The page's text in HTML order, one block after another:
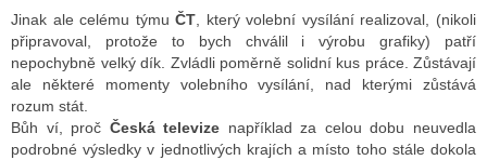
Jinak ale celému týmuČT , který volební vysílání realizoval, (nikoli
připravoval, protože to bych chválil i výrobu grafiky) patří
nepochybně velký dík. Zvládli poměrně solidní kus práce. Zůstávají
ale některé momenty volebního vysílání, nad kterými zůstává
rozum stát.
Bůh ví, proč Česká televize například za celou dobu neuvedla
podrobné výsledky v jednotlivých krajích a místo toho stále dokola